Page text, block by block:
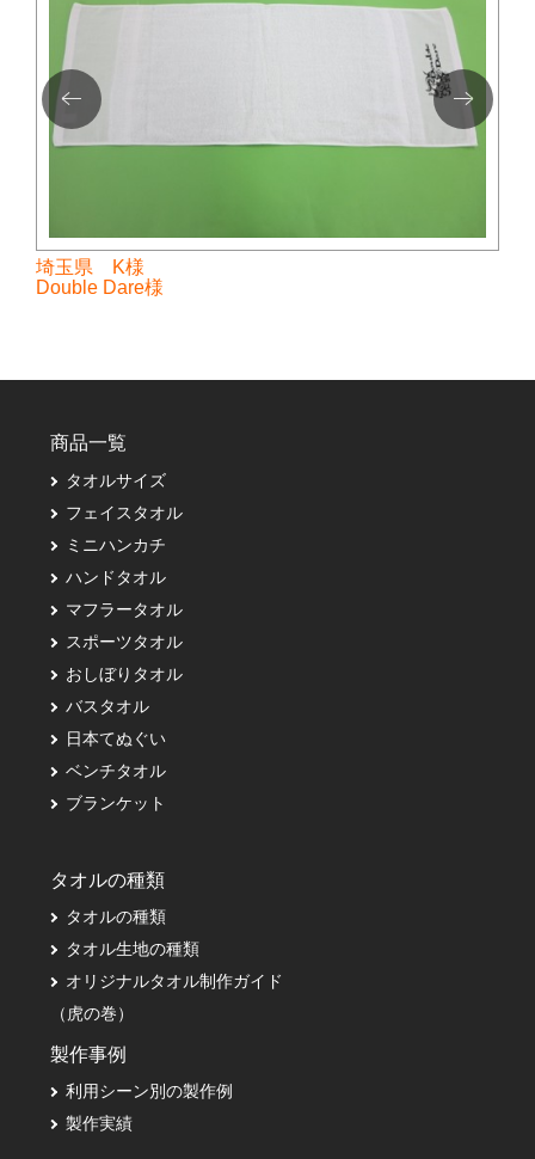
埼玉県 K様
Double Dare様
商品一覧
タオルサイズ
フェイスタオル
ミニハンカチ
ハンドタオル
マフラータオル
スポーツタオル
おしぼりタオル
バスタオル
日本てぬぐい
ベンチタオル
ブランケット
タオルの種類
タオルの種類
タオル生地の種類
オリジナルタオル制作ガイド
（虎の巻）
製作事例
利用シーン別の製作例
製作実績